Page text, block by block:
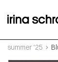
summer '25